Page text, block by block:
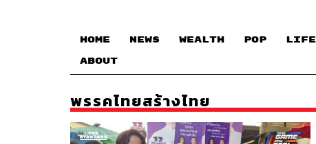
HOME NEWS WEALTH POP LIFE
ABOUT
พรรคไทยสร้างไทย